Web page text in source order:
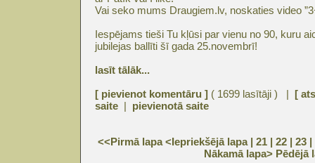
Vai seko mums Draugiem.lv, noskaties video
Iespējams tieši Tu kļūsi par vienu no 90, kuru
jubilejas ballīti šī gada 25.novembrī!
lasīt tālāk...
[ pievienot komentāru ] ( 1699 lasītāji ) | [
saite | pievienotā saite
<<Pirmā lapa<Iepriekšējā lapa | 21 | 22 | 23 |
Nākamā lapa> Pēdējā